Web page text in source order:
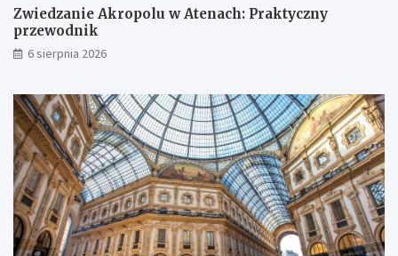
Zwiedzanie Akropolu w Atenach: Praktyczny
przewodnik
6 sierpnia 2026